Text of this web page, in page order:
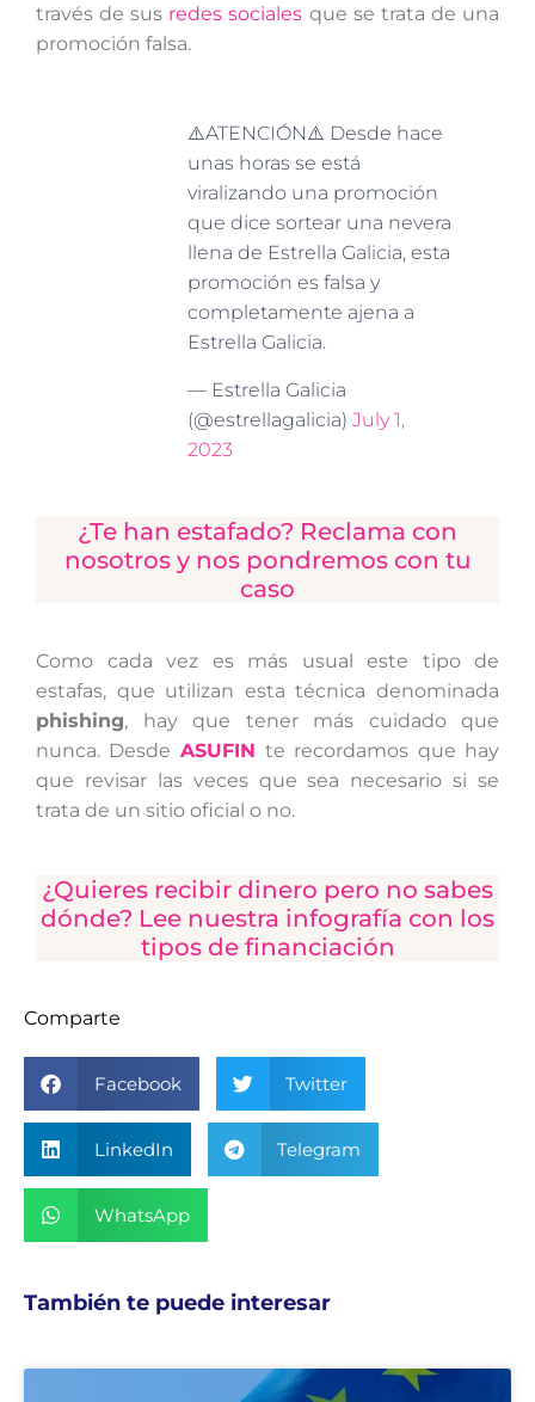
través de sus redes sociales que se trata de una
promoción falsa.
⚠️ATENCIÓN⚠️ Desde hace
unas horas se está
viralizando una promoción
que dice sortear una nevera
llena de Estrella Galicia, esta
promoción es falsa y
completamente ajena a
Estrella Galicia.
— Estrella Galicia
(@estrellagalicia) July 1,
2023
¿Te han estafado? Reclama con
nosotros y nos pondremos con tu
caso
Como cada vez es más usual este tipo de
estafas, que utilizan esta técnica denominada
phishing, hay que tener más cuidado que
nunca. Desde ASUFINte recordamos que hay
que revisar las veces que sea necesario si se
trata de un sitio oficial o no.
¿Quieres recibir dinero pero no sabes
dónde? Lee nuestra infografía con los
tipos de financiación
Comparte
Facebook Twitter
LinkedIn Telegram
WhatsApp
También te puede interesar